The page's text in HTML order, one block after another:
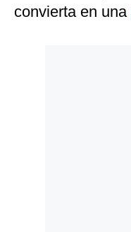
convierta en una